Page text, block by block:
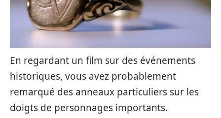
En regardant un film sur des événements
historiques, vous avez probablement
remarqué des anneaux particuliers sur les
doigts de personnages importants.